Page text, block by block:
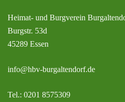
Heimat- und Burgverein
Burgstr. 53d
45289 Essen
info@hbv-burgaltendorf.de
Tel.: 0201 8575309